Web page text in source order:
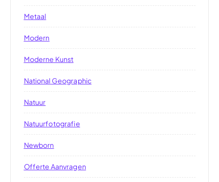
Metaal
Modern
Moderne Kunst
National Geographic
Natuur
Natuurfotografie
Newborn
Offerte Aanvragen